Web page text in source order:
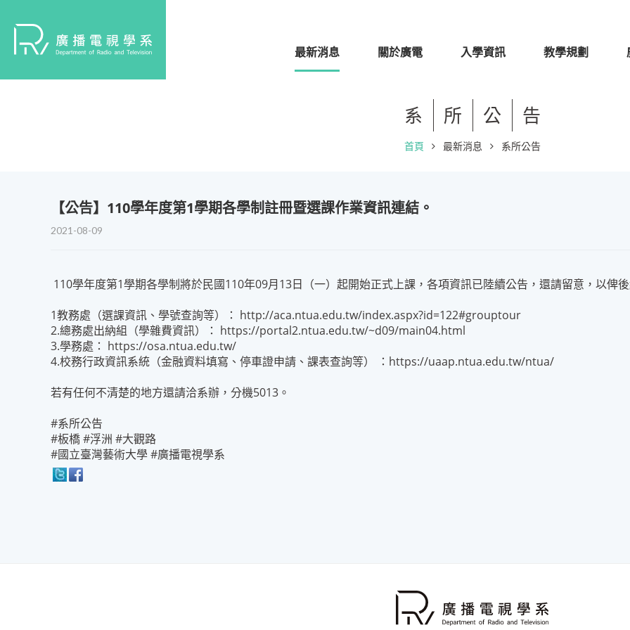
最新消息 關於廣電 入學資訊 教學規劃
系 所 公 告
首頁 最新消息 系所公告
​【公告】110學年度第1學期各學制註冊暨選課作業資訊連結。
2021-08-09
110學年度第1學期各學制將於民國110年09月13日（一）起開始正式上課，各項資訊已陸續公告，還請留意，以俾後
1教務處（選課資訊、學號查詢等）： http://aca.ntua.edu.tw/index.aspx?id=122#grouptour
2.總務處出納組（學雜費資訊）： https://portal2.ntua.edu.tw/~d09/main04.html
3.學務處： https://osa.ntua.edu.tw/
4.校務行政資訊系統（金融資料填寫、停車證申請、課表查詢等） ：https://uaap.ntua.edu.tw/ntua/
若有任何不清楚的地方還請洽系辦，分機5013。
#系所公告
#板橋 #浮洲 #大觀路
#國立臺灣藝術大學 #廣播電視學系